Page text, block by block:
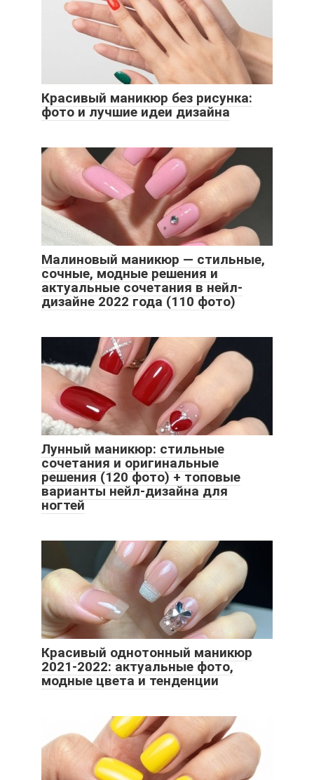
Красивый маникюр без рисунка:
фото и лучшие идеи дизайна
Малиновый маникюр — стильные,
сочные, модные решения и
актуальные сочетания в нейл-
дизайне 2022 года (110 фото)
Лунный маникюр: стильные
сочетания и оригинальные
решения (120 фото) + топовые
варианты нейл-дизайна для
ногтей
Красивый однотонный маникюр
2021-2022: актуальные фото,
модные цвета и тенденции